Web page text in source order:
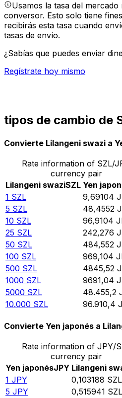
Usamos la tasa del
conversor. Esto solo tiene
recibirás esta tasa cuando
tasas de envío.
¿Sabías que puedes enviar
Regístrate hoy mismo
tipos de cambio de
Convierte Lilangeni swazi a
Rate information of SZL/
currency pair
Lilangeni swaziSZL Yen
1 SZL 9,69104
5 SZL 48,4552
10 SZL 96,9104
25 SZL 242,276
50 SZL 484,552
100 SZL 969,104
500 SZL 4845,52
1000 SZL 9691,04
5000 SZL 48.455,2
10.000 SZL 96.910,4
Convierte Yen japonés a
Rate information of JPY/
currency pair
Yen japonésJPY Lilangeni
1 JPY 0,103188 SZL
5 JPY 0,515941 SZL